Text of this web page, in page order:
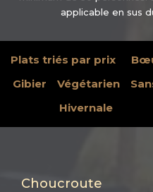
applicable en sus
Plats triés par prix
Gibier
Végétarien
Hivernale
Choucroute